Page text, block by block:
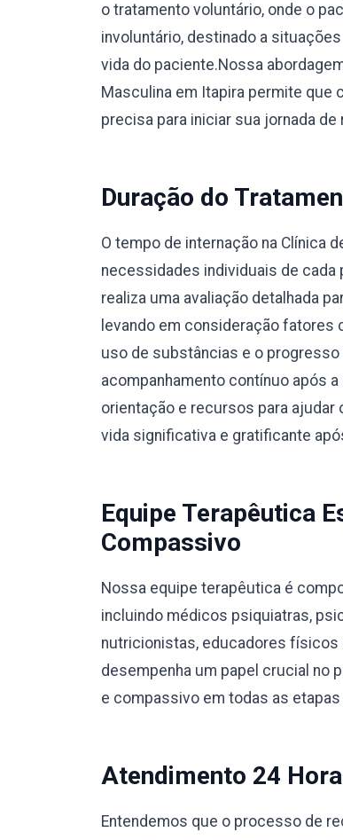
o tratamento voluntário, onde o
involuntário, destinado a
vida do paciente.Nossa
Masculina em Itapira permite que
precisa para iniciar sua jornada
Duração do
O tempo de internação na Clínica
necessidades individuais de
realiza uma avaliação detalhada
levando em consideração fatores
uso de substâncias e o
acompanhamento contínuo após
orientação e recursos para
vida significativa e gratificante
Equipe Terapêutica
Compassivo
Nossa equipe terapêutica é
incluindo médicos psiquiatras,
nutricionistas, educadores físicos
desempenha um papel crucial no
e compassivo em todas as
Atendimento 24
Entendemos que o processo de